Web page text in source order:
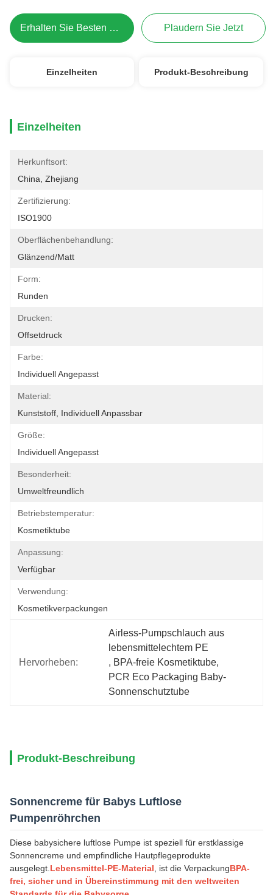
Erhalten Sie Besten Preis Plaudern Sie Jetzt
Einzelheiten Produkt-Beschreibung
Einzelheiten
Herkunftsort:
China, Zhejiang
Zertifizierung:
ISO1900
Oberflächenbehandlung:
Glänzend/Matt
Form:
Runden
Drucken:
Offsetdruck
Farbe:
Individuell Angepasst
Material:
Kunststoff, Individuell Anpassbar
Größe:
Individuell Angepasst
Besonderheit:
Umweltfreundlich
Betriebstemperatur:
Kosmetiktube
Anpassung:
Verfügbar
Verwendung:
Kosmetikverpackungen
Hervorheben:
Airless-Pumpschlauch aus
lebensmittelechtem PE
, BPA-freie Kosmetiktube,
PCR Eco Packaging Baby-
Sonnenschutztube
Produkt-Beschreibung
Sonnencreme für Babys Luftlose
Pumpenröhrchen
Diese babysichere luftlose Pumpe ist speziell für erstklassige
Sonnencreme und empfindliche Hautpflegeprodukte
ausgelegt. Lebensmittel-PE-Material , ist die VerpackungBPA-
frei, sicher und in Übereinstimmung mit den weltweiten